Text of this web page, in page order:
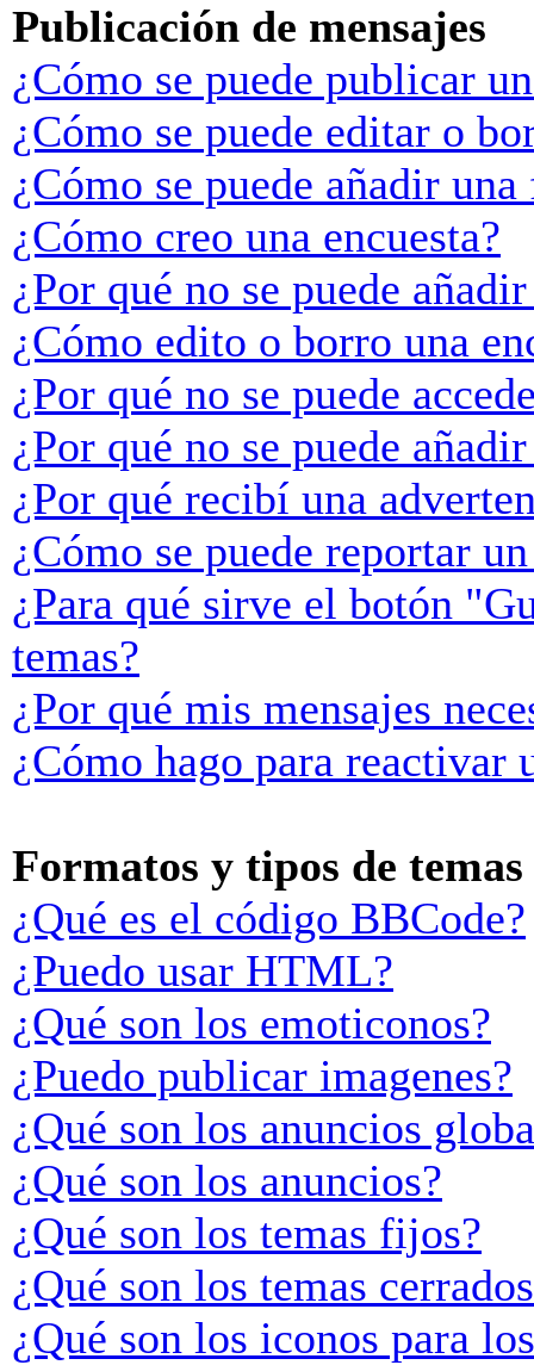
Publicación de mensajes
¿Cómo se puede publicar
¿Cómo se puede editar o
¿Cómo se puede añadir
¿Cómo creo una encuesta?
¿Por qué no se puede
¿Cómo edito o borro una
¿Por qué no se puede
¿Por qué no se puede
¿Por qué recibí una
¿Cómo se puede reportar
¿Para qué sirve el botón
temas?
¿Por qué mis mensajes
¿Cómo hago para reactivar
Formatos y tipos de temas
¿Qué es el código BBCode?
¿Puedo usar HTML?
¿Qué son los emoticonos?
¿Puedo publicar imagenes?
¿Qué son los anuncios
¿Qué son los anuncios?
¿Qué son los temas fijos?
¿Qué son los temas
¿Qué son los iconos para